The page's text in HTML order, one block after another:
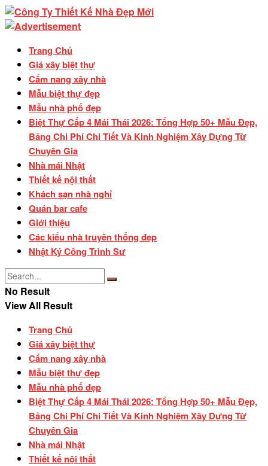
Trang Chủ
Giá xây biệt thự
Cẩm nang xây nhà
Mẫu biệt thự đẹp
Mẫu nhà phố đẹp
Biệt Thự Cấp 4 Mái Thái 2026: Tổng Hợp 50+ Mẫu Đẹp,
Bảng Chi Phí Chi Tiết Và Kinh Nghiệm Xây Dựng Từ
Chuyên Gia
Nhà mái Nhật
Thiết kế nội thất
Khách sạn nhà nghỉ
Quán bar cafe
Giới thiệu
Các kiểu nhà truyền thống đẹp
Nhật Ký Công Trình Sư
No Result
View All Result
Trang Chủ
Giá xây biệt thự
Cẩm nang xây nhà
Mẫu biệt thự đẹp
Mẫu nhà phố đẹp
Biệt Thự Cấp 4 Mái Thái 2026: Tổng Hợp 50+ Mẫu Đẹp,
Bảng Chi Phí Chi Tiết Và Kinh Nghiệm Xây Dựng Từ
Chuyên Gia
Nhà mái Nhật
Thiết kế nội thất